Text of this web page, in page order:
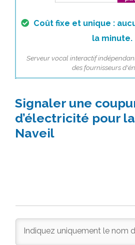
Coût fixe et unique :
la minute.
Serveur vocal interactif
des fournisseurs
Signaler une
d’électricité pour
Naveil